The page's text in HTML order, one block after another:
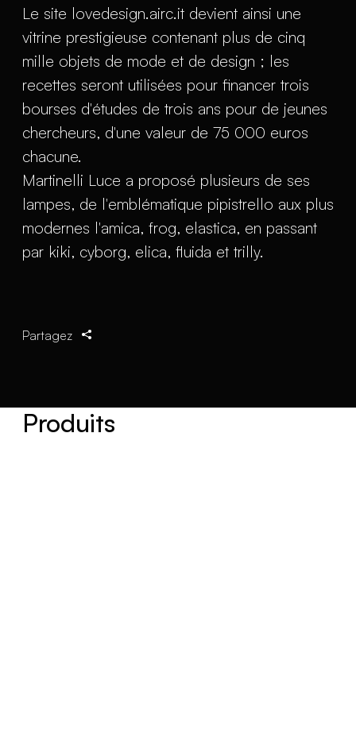
Le site lovedesign.airc.it devient ainsi une
vitrine prestigieuse contenant plus de cinq
mille objets de mode et de design ; les
recettes seront utilisées pour financer trois
bourses d'études de trois ans pour de jeunes
chercheurs, d'une valeur de 75 000 euros
chacune.
Martinelli Luce a proposé plusieurs de ses
lampes, de l'emblématique pipistrello aux plus
modernes l'amica, frog, elastica, en passant
par kiki, cyborg, elica, fluida et trilly.
Partagez
Produits